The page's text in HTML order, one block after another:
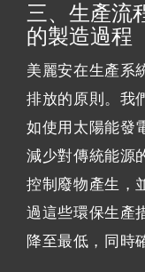
三、生產流
的製造過程
美麗安在生產系
排放的原則。我
如使用太陽能發
減少對傳統能源
控制廢物產生，
過這些環保生產
降至最低，同時